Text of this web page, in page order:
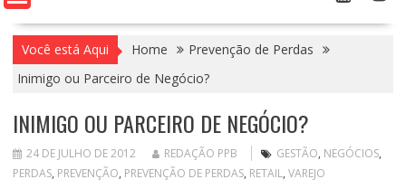
Você está Aqui Home
Prevenção de Perdas
Inimigo ou Parceiro de Negócio?
INIMIGO OU PARCEIRO DE NEGÓCIO?
24 DE JULHO DE 2012 REDAÇÃO PPB GESTÃO, NEGÓCIOS,
PERDAS, PREVENÇÃO, PREVENÇÃO DE PERDAS, RETAIL, VAREJO